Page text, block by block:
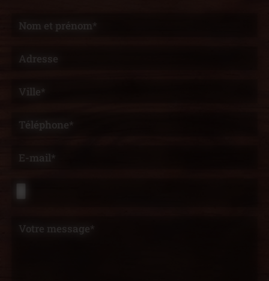
Nom et prénom*
Adresse
Ville*
Téléphone*
E-mail*
Votre message*